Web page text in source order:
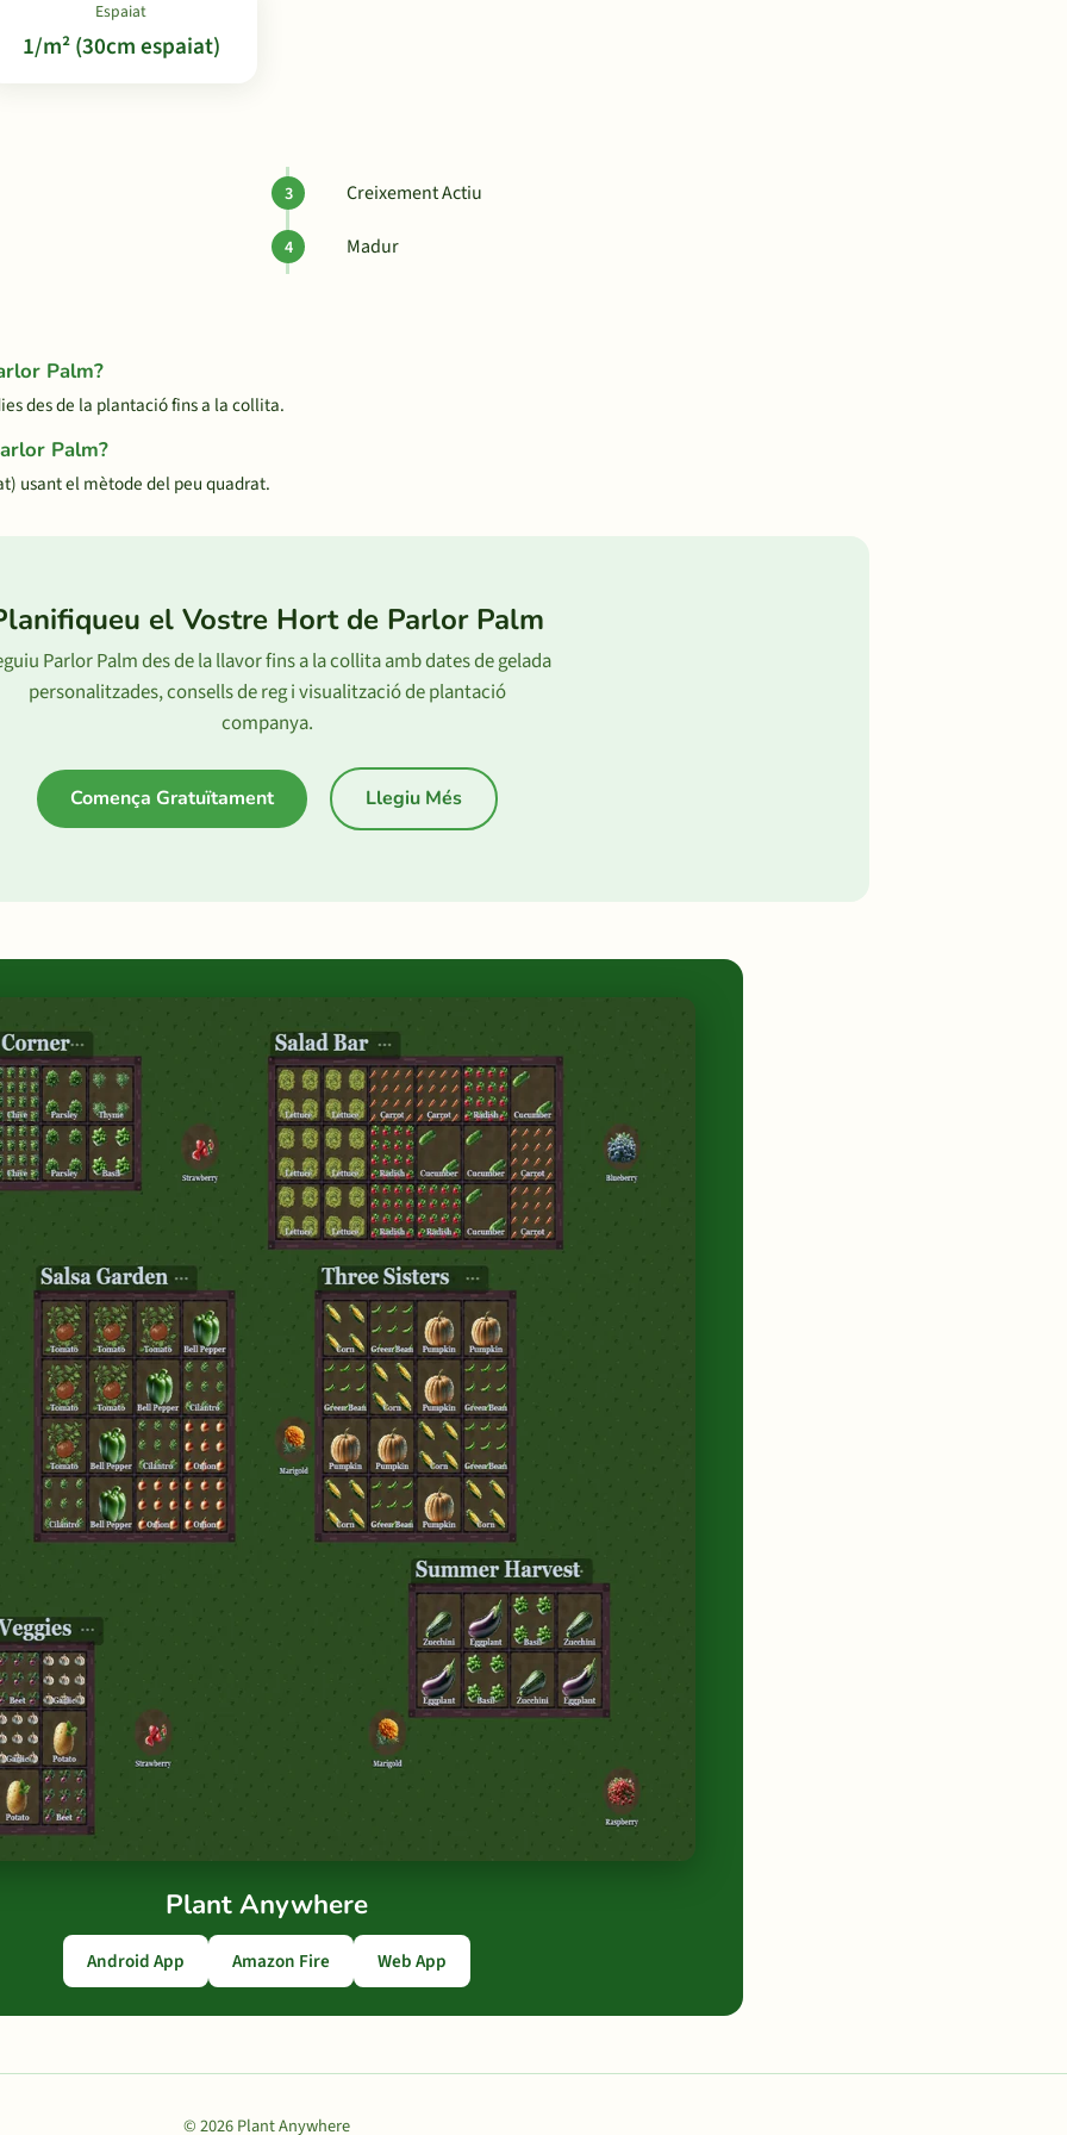
Espaiat
1/m² (30cm espaiat)
Creixement Actiu
Madur
Palm?
des de la plantació fins a la collita.
Palm?
usant el mètode del peu quadrat.
el Vostre Hort de Parlor Palm
Parlor Palm des de la llavor fins a la collita amb dates de gelada
personalitzades, consells de reg i visualització de plantació
companya.
Comença Gratuïtament Llegiu Més
Plant Anywhere
Android App Amazon Fire Web App
© 2026 Plant Anywhere